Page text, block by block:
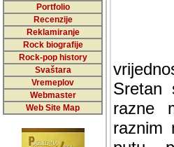
Portfolio
Recenzije
Reklamiranje
Rock biografije
Rock-pop history
Svaštara
Vremeplov
Webmaster
Web Site Map
Sretan